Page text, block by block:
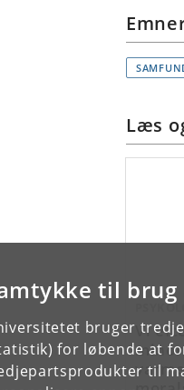
til
bruger
for løbende at
til
Læs
Vi